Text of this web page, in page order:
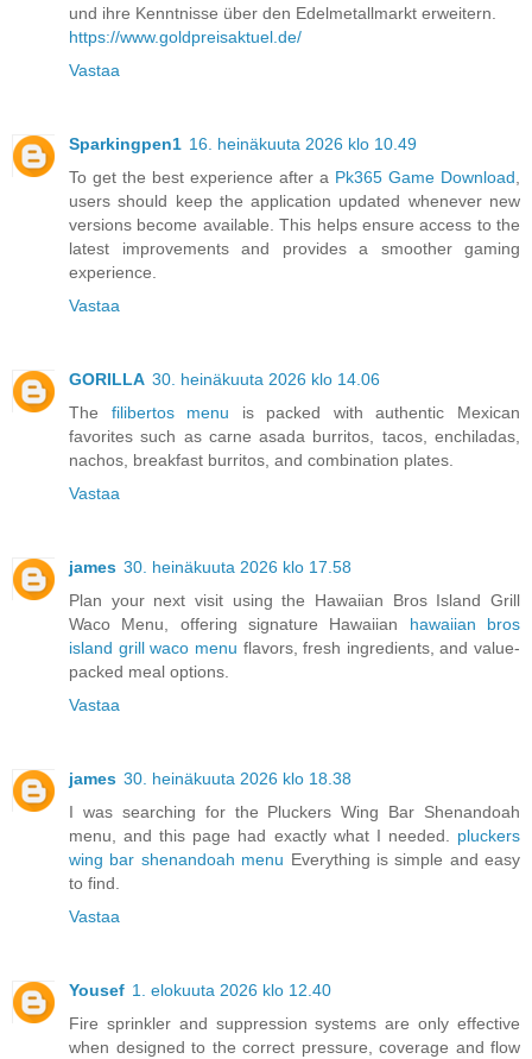
und ihre Kenntnisse über den Edelmetallmarkt erweitern.
https://www.goldpreisaktuel.de/
Vastaa
Sparkingpen1 16. heinäkuuta 2026 klo 10.49
To get the best experience after a Pk365 Game Download
users should keep the application updated whenever new
versions become available. This helps ensure access to the
latest improvements and provides a smoother gaming
experience.
Vastaa
GORILLA 30. heinäkuuta 2026 klo 14.06
The filibertos menu is packed with authentic Mexican
favorites such as carne asada burritos, tacos, enchiladas,
nachos, breakfast burritos, and combination plates.
Vastaa
james 30. heinäkuuta 2026 klo 17.58
Plan your next visit using the Hawaiian Bros Island Grill
Waco Menu, offering signature Hawaiian hawaiian bros
island grill waco menu flavors, fresh ingredients, and value-
packed meal options.
Vastaa
james 30. heinäkuuta 2026 klo 18.38
I was searching for the Pluckers Wing Bar Shenandoah
menu, and this page had exactly what I needed. pluckers
wing bar shenandoah menu Everything is simple and easy
to find.
Vastaa
Yousef 1. elokuuta 2026 klo 12.40
Fire sprinkler and suppression systems are only effective
when designed to the correct pressure, coverage and flow